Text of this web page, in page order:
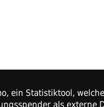
ein Statistiktool,
als externe